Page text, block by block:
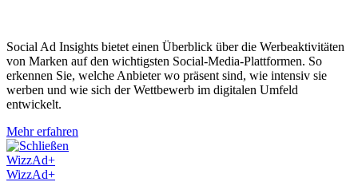
Social Ad Insights bietet einen Überblick über die Werbeaktivitäten
von Marken auf den wichtigsten Social-Media-Plattformen. So
erkennen Sie, welche Anbieter wo präsent sind, wie intensiv sie
werben und wie sich der Wettbewerb im digitalen Umfeld
entwickelt.
Mehr erfahren
Schließen
WizzAd+
WizzAd+